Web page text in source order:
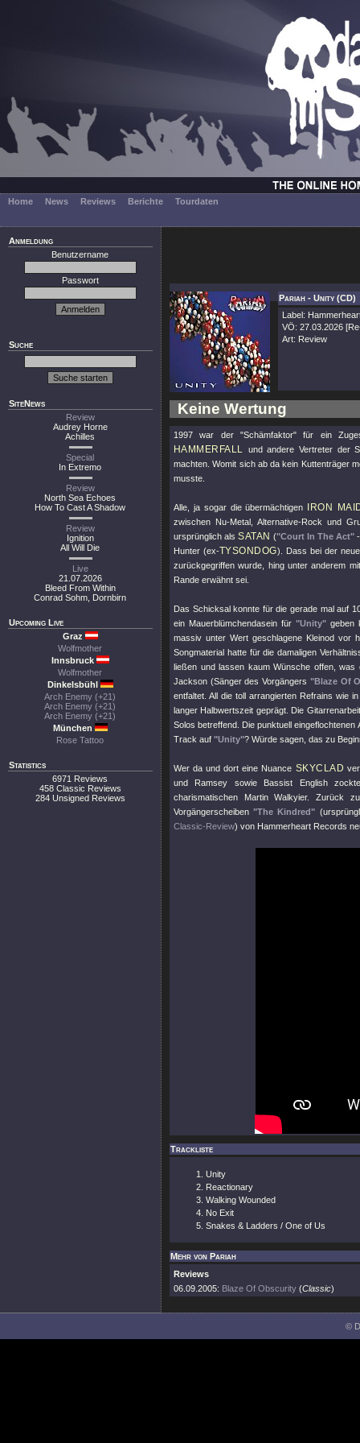
Home News Reviews Berichte Tourdaten
Anmeldung
Benutzername
Passwort
Suche
SiteNews
Review
Audrey Horne
Achilles
Special
In Extremo
Review
North Sea Echoes
How To Cast A Shadow
Review
Ignition
All Will Die
Live
21.07.2026
Bleed From Within
Conrad Sohm, Dornbirn
Upcoming Live
Graz
Wolfmother
Innsbruck
Wolfmother
Dinkelsbühl
Arch Enemy (+21)
Arch Enemy (+21)
Arch Enemy (+21)
München
Rose Tattoo
Statistics
6971 Reviews
458 Classic Reviews
284 Unsigned Reviews
Pariah - Unity (CD)
Label:
VÖ: 27.03.2026
Art: Review
Keine Wertung
1997 war der "Schämfaktor" für ein
HAMMERFALL und andere Vertreter der
machten. Womit sich ab da kein Kuttenträger
musste.
Alle, ja sogar die übermächtigen IRON
zwischen Nu-Metal, Alternative-Rock und
ursprünglich alsSATAN ("Court In The Act"
Hunter (ex-TYSONDOG). Dass bei der
zurückgegriffen wurde, hing unter anderem
Rande erwähnt sei.
Das Schicksal konnte für die gerade mal auf
ein Mauerblümchendasein für "Unity" geben
massiv unter Wert geschlagene Kleinod vor
Songmaterial hatte für die damaligen
ließen und lassen kaum Wünsche offen, was
Jackson (Sänger des Vorgängers "Blaze Of
entfaltet. All die toll arrangierten Refrains wie
langer Halbwertszeit geprägt. Die
Solos betreffend. Die punktuell
Track auf "Unity"? Würde sagen, das zu
Wer da und dort eine Nuance SKYCLAD
und Ramsey sowie Bassist English
charismatischen Martin Walkyier. Zurück
Vorgängerscheiben"The Kindred"
Classic-Review) von Hammerheart Records
Trackliste
Unity
Reactionary
Walking Wounded
No Exit
Snakes & Ladders / One of Us
Mehr von Pariah
Reviews
06.09.2005: Blaze Of Obscurity (Classic)
©